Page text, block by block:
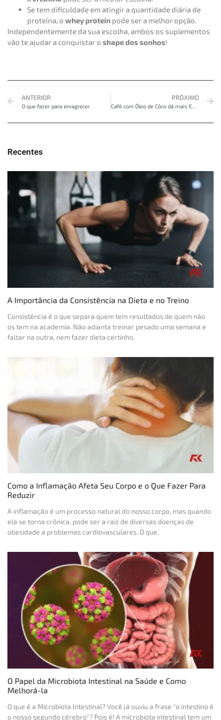
Se tem dificuldade em atingir a quantidade diária de
proteína, o whey protein pode ser a melhor opção.
Independentemente da sua escolha, ambos os suplementos
vão te ajudar a conquistar o shape dos sonhos!
ANTERIOR
O que fazer para emagrecer
PRÓXIMO
Café com Óleo de Côco dá mais Energia para os Treinos?
Recentes
A Importância da Consistência na Dieta e no Treino
Consistência é o que separa quem tem resultados de quem não
os tem na academia. Não adianta treinar pesado uma semana e
faltar na outra, nem fazer dieta certinho.
Como a Inflamação Afeta Seu Corpo e o Que Fazer Para
Reduzir
A inflamação é um processo natural do nosso corpo, mas quando
ela se torna crônica, pode ser a raiz de diversas doenças de
obesidade a problemas cardiovasculares. O que.
O Papel da Microbiota Intestinal na Saúde e Como
Melhorá-la
O que é a Microbiota Intestinal? Você já ouviu a frase "o intestino é
o nosso segundo cérebro"? Pois é! A microbiota intestinal tem um